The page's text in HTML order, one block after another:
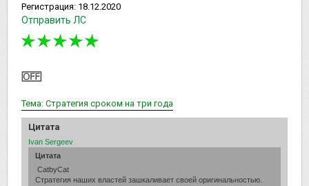
Регистрация: 18.12.2020
Отправить ЛС
Тема: Стратегия сроком на три года
Цитата
Ivan Sergeev
Цитата
CatbyCat
Стратегия наших властей зашкаливает своей оригинальностью.